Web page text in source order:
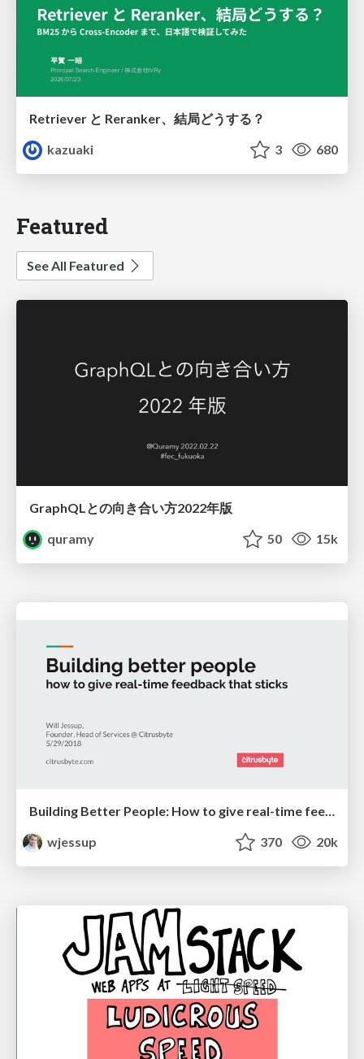
Retriever と Reranker、結局どうする？
kazuaki
3 680
Featured
See All Featured
GraphQLとの向き合い方2022年版
quramy
50 15k
Building Better People: How to give real-time feedback that sticks.
wjessup
370 20k